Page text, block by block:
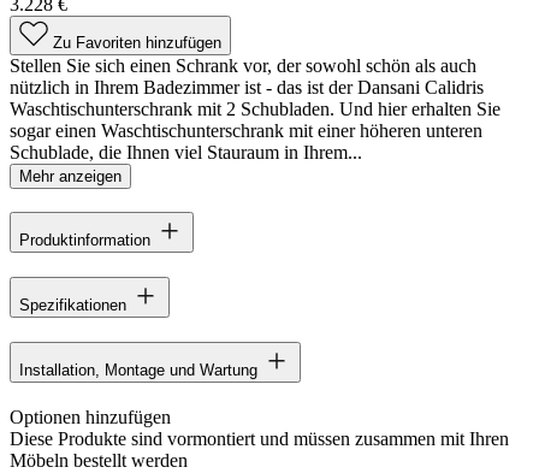
Zu Favoriten hinzufügen
Stellen Sie sich einen Schrank vor, der sowohl schön als auch
nützlich in Ihrem Badezimmer ist - das ist der Dansani Calidris
Waschtischunterschrank mit 2 Schubladen. Und hier erhalten Sie
sogar einen Waschtischunterschrank mit einer höheren unteren
Schublade, die Ihnen viel Stauraum in Ihrem...
Mehr anzeigen
Produktinformation
Spezifikationen
Installation, Montage und Wartung
Optionen hinzufügen
Diese Produkte sind vormontiert und müssen zusammen mit Ihren
Möbeln bestellt werden